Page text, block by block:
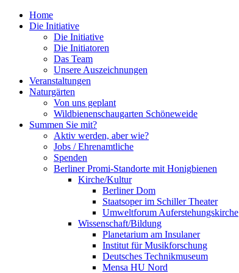
Home
Die Initiative
Die Initiative
Die Initiatoren
Das Team
Unsere Auszeichnungen
Veranstaltungen
Naturgärten
Von uns geplant
Wildbienenschaugarten Schöneweide
Summen Sie mit?
Aktiv werden, aber wie?
Jobs / Ehrenamtliche
Spenden
Berliner Promi-Standorte mit Honigbienen
Kirche/Kultur
Berliner Dom
Staatsoper im Schiller Theater
Umweltforum Auferstehungskirche
Wissenschaft/Bildung
Planetarium am Insulaner
Institut für Musikforschung
Deutsches Technikmuseum
Mensa HU Nord